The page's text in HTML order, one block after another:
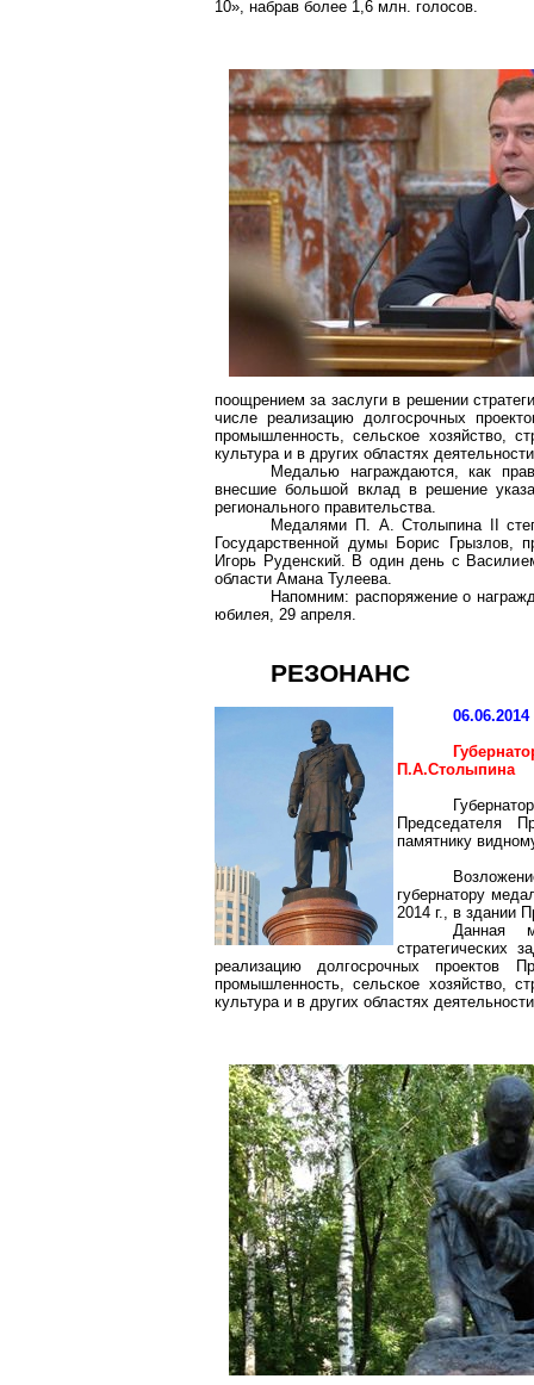
10», набрав более 1,6 млн. голосов.
поощрением за заслуги в решении
числе реализацию долгосрочных
промышленность, сельское хозяйство,
культура и в других областях
Медалью награждаются, как
внесшие большой вклад в решение
регионального правительства.
Медалями П. А. Столыпина II
Государственной думы Борис Грызлов,
Игорь Руденский. В один день с
области Амана Тулеева.
Напомним: распоряжение о
юбилея, 29 апреля.
РЕЗОНАНС
06.06.2014
П.А.Столыпина
Председателя
памятнику
губернатору
2014 г., в здании
Данная
стратегических
реализацию долгосрочных проектов
промышленность, сельское хозяйство,
культура и в других областях